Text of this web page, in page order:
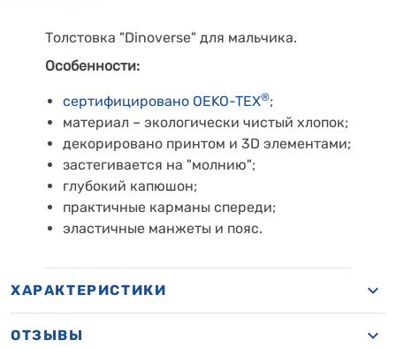
Толстовка "Dinoverse" для мальчика.
Особенности:
сертифицировано OEKO-TEX®;
материал – экологически чистый хлопок;
декорировано принтом и 3D элементами;
застегивается на "молнию";
глубокий капюшон;
практичные карманы спереди;
эластичные манжеты и пояс.
ХАРАКТЕРИСТИКИ
ОТЗЫВЫ